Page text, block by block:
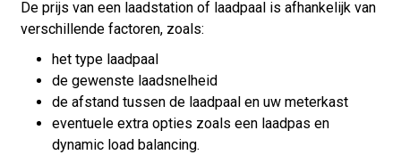
De prijs van een laadstation of laadpaal is afhankelijk van
verschillende factoren, zoals:
het type laadpaal
de gewenste laadsnelheid
de afstand tussen de laadpaal en uw meterkast
eventuele extra opties zoals een laadpas en
dynamic load balancing.